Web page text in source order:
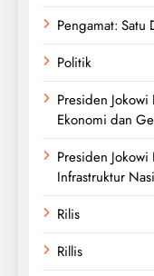
Pengamat: Satu
Politik
Presiden
Ekonomi dan
Presiden
Infrastruktur
Rilis
Rillis